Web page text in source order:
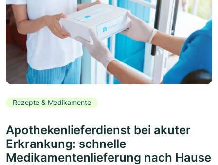
Rezepte & Medikamente
Apothekenlieferdienst bei akuter
Erkrankung: schnelle
Medikamentenlieferung nach Hause